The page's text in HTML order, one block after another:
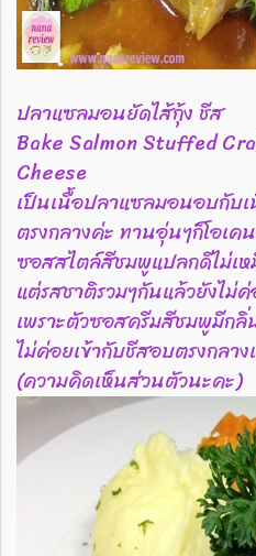
ปลาแซลมอนยัดไส้กุ้ง ชีส
Bake Salmon Stuffed
Cheese
เป็นเนื้อปลาแซลมอนอบกับ
ตรงกลางค่ะ ทานอุ่นๆก็โอเค
ซอสสไตล์สีชมพูแปลกดีไม่เ
แต่รสชาติรวมๆกันแล้วยังไ
เพราะตัวซอสครีมสีชมพูมีกลิ่
ไม่ค่อยเข้ากับชีสอบตรงกลาง
(ความคิดเห็นส่วนตัวนะคะ)